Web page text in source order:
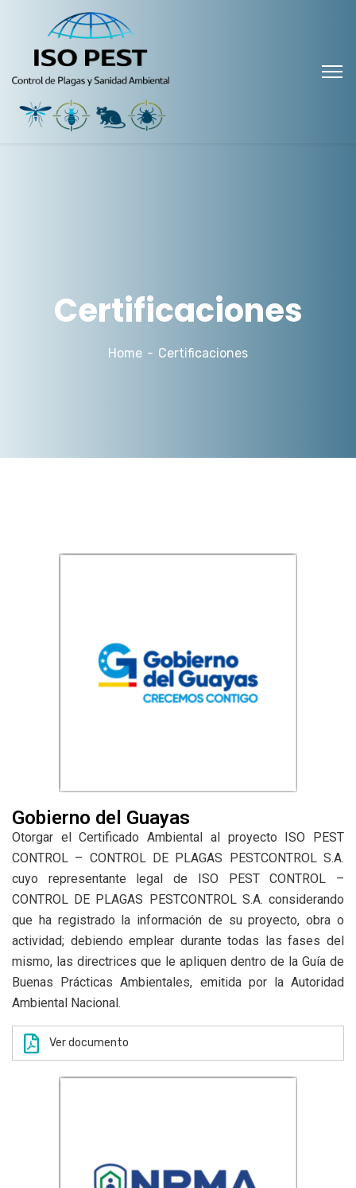
Certificaciones
Home Certificaciones
Gobierno del Guayas
Otorgar el Certificado Ambiental al proyecto ISO PEST
CONTROL – CONTROL DE PLAGAS PESTCONTROL S.A.
cuyo representante legal de ISO PEST CONTROL –
CONTROL DE PLAGAS PESTCONTROL S.A. considerando
que ha registrado la información de su proyecto,obra o
actividad; debiendo emplear durante todas las fases del
mismo, las directrices que le apliquen dentro de la Guía de
Buenas Prácticas Ambientales, emitida por la Autoridad
Ambiental Nacional.
Ver documento